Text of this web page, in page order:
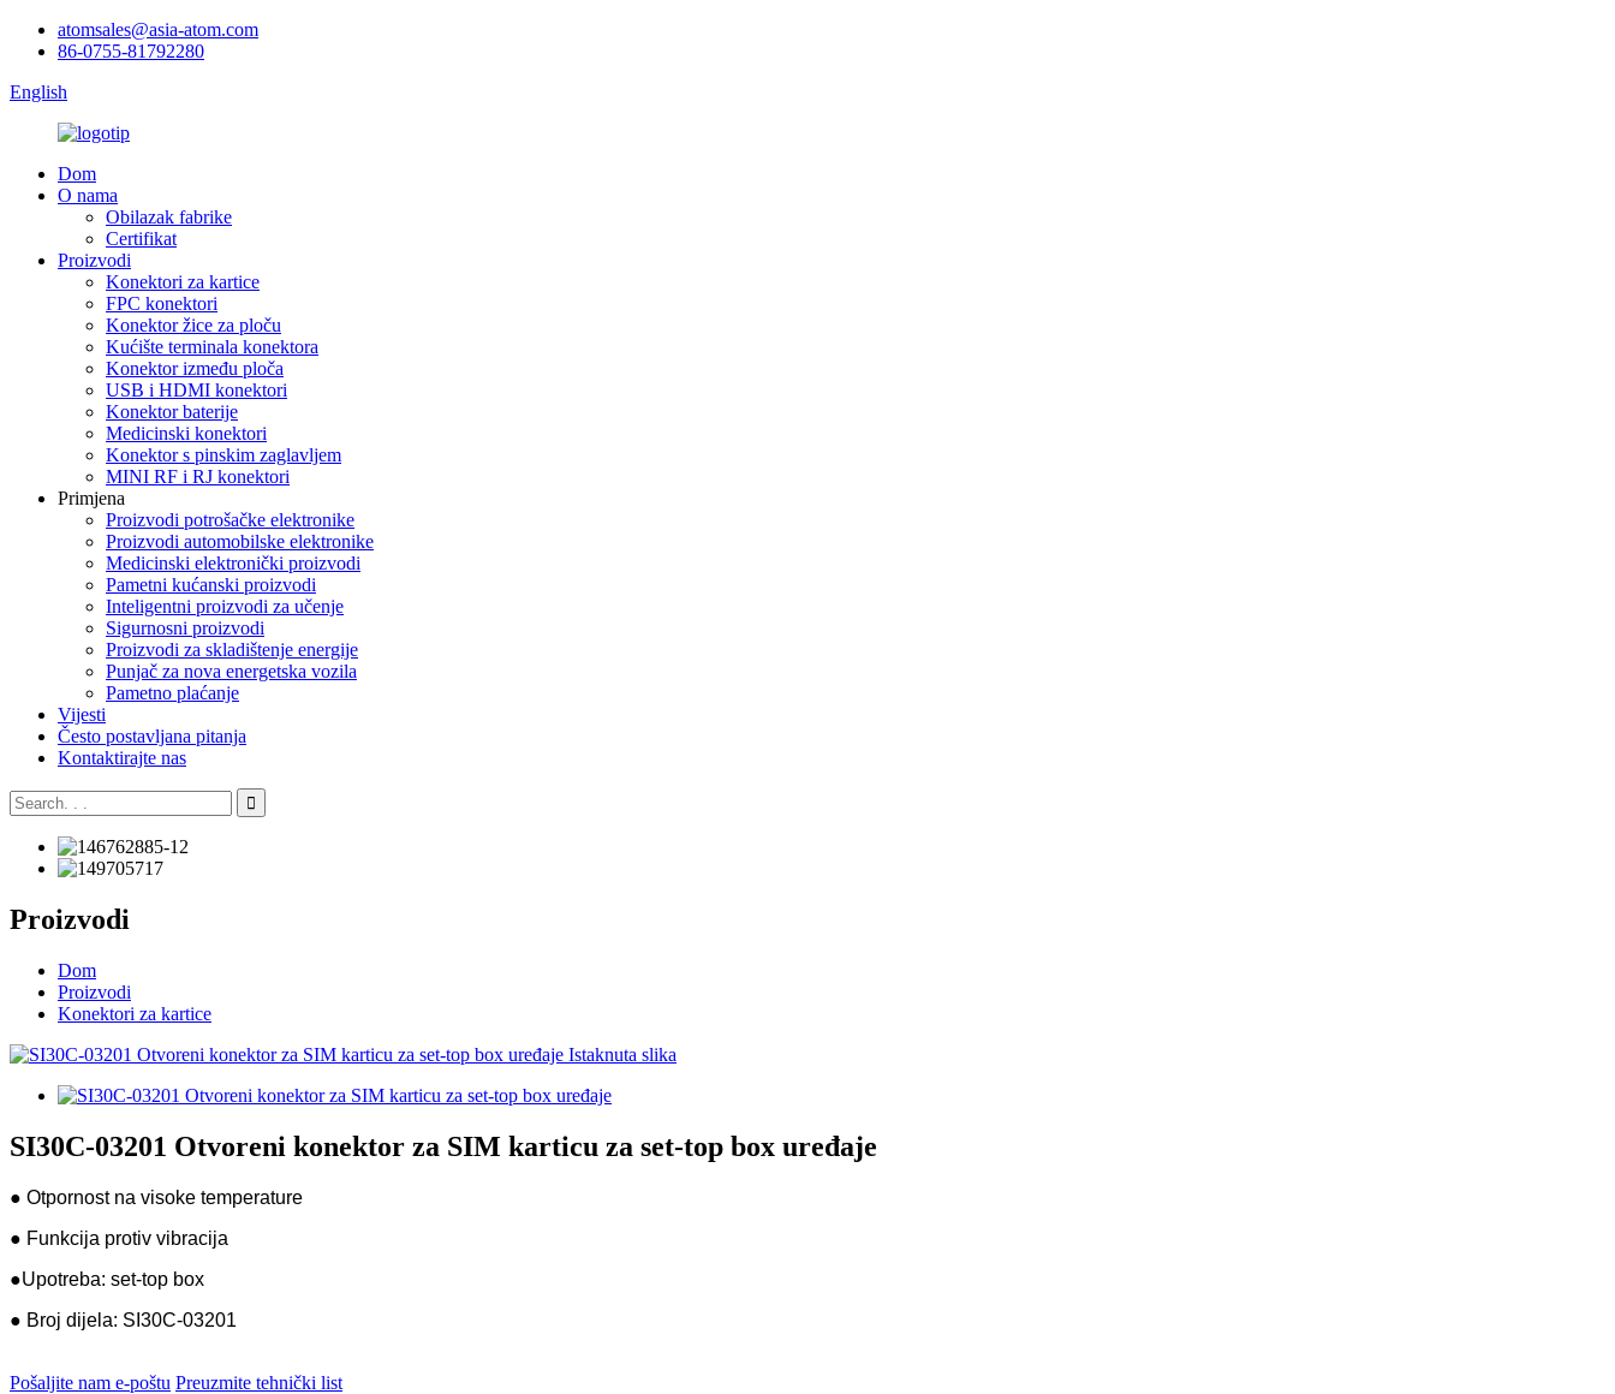
atomsales@asia-atom.com
86-0755-81792280
English
Dom
O nama
Obilazak fabrike
Certifikat
Proizvodi
Konektori za kartice
FPC konektori
Konektor žice za ploču
Kućište terminala konektora
Konektor između ploča
USB i HDMI konektori
Konektor baterije
Medicinski konektori
Konektor s pinskim zaglavljem
MINI RF i RJ konektori
Primjena
Proizvodi potrošačke elektronike
Proizvodi automobilske elektronike
Medicinski elektronički proizvodi
Pametni kućanski proizvodi
Inteligentni proizvodi za učenje
Sigurnosni proizvodi
Proizvodi za skladištenje energije
Punjač za nova energetska vozila
Pametno plaćanje
Vijesti
Često postavljana pitanja
Kontaktirajte nas
Proizvodi
Dom
Proizvodi
Konektori za kartice
SI30C-03201 Otvoreni konektor za SIM karticu za set-top box uređaje
● Otpornost na visoke temperature
● Funkcija protiv vibracija
●Upotreba: set-top box
● Broj dijela: SI30C-03201
Pošaljite nam e-poštu Preuzmite tehnički list